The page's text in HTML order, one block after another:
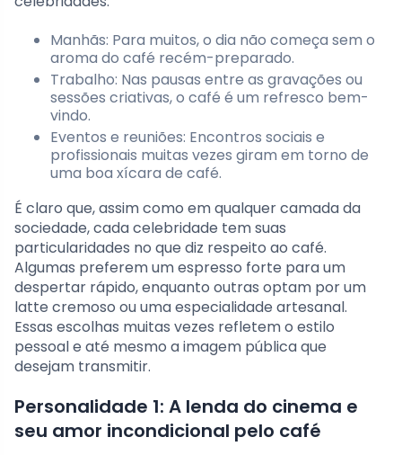
Manhãs: Para muitos, o dia não começa sem o
aroma do café recém-preparado.
Trabalho: Nas pausas entre as gravações ou
sessões criativas, o café é um refresco bem-
vindo.
Eventos e reuniões: Encontros sociais e
profissionais muitas vezes giram em torno de
uma boa xícara de café.
É claro que, assim como em qualquer camada da
sociedade, cada celebridade tem suas
particularidades no que diz respeito ao café.
Algumas preferem um espresso forte para um
despertar rápido, enquanto outras optam por um
latte cremoso ou uma especialidade artesanal.
Essas escolhas muitas vezes refletem o estilo
pessoal e até mesmo a imagem pública que
desejam transmitir.
Personalidade 1: A lenda do cinema e
seu amor incondicional pelo café